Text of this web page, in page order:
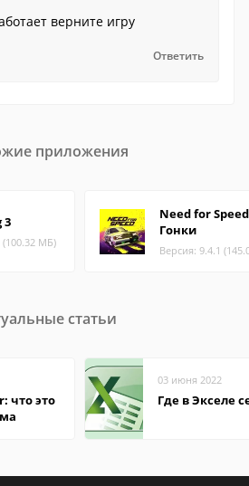
верните игру
Ответить
приложения
3
(100.32 МБ)
Need for
Гонки
Версия: 9.4.1
статьи
что это
03 июня 2022
Где в Экселе